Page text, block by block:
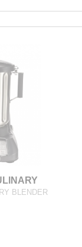
BLENDER